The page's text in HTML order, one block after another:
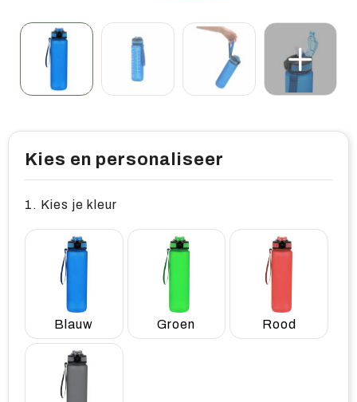
Overige relatiegeschenken
Kies en personaliseer
1. Kies je kleur
Blauw Groen Rood